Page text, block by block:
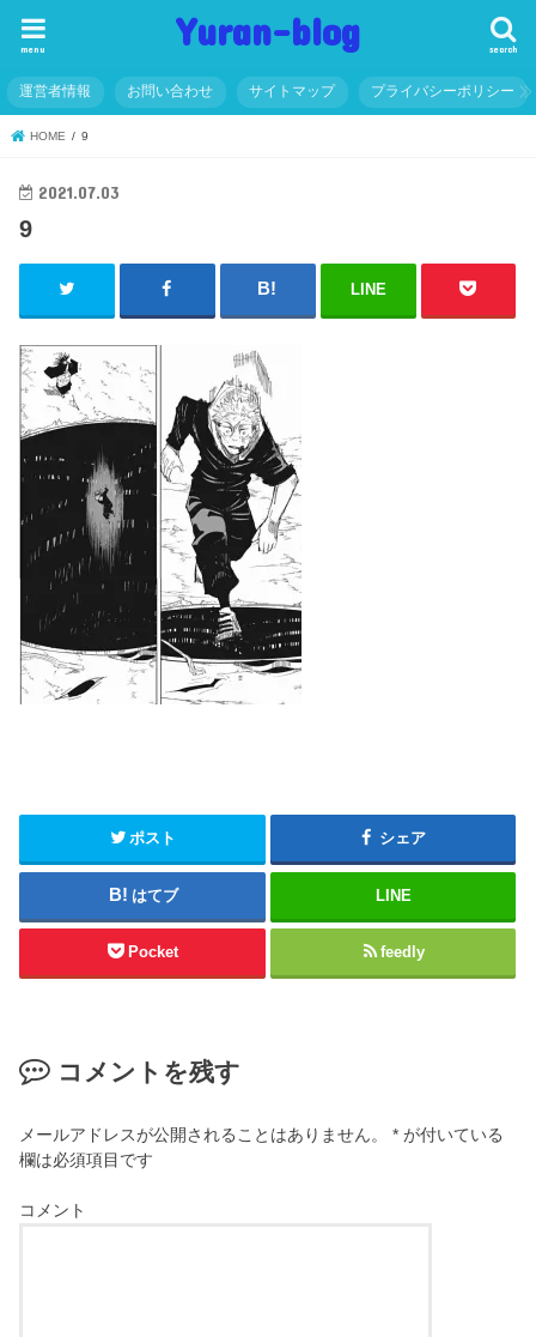
Yuran-blog search
menu
運営者情報 お問い合わせ サイトマップ プライバシーポリシー
HOME 9
2021.07.03
9
LINE
ポスト シェア
はてブ LINE
Pocket feedly
コメントを残す
メールアドレスが公開されることはありません。 * が付いている
欄は必須項目です
コメント